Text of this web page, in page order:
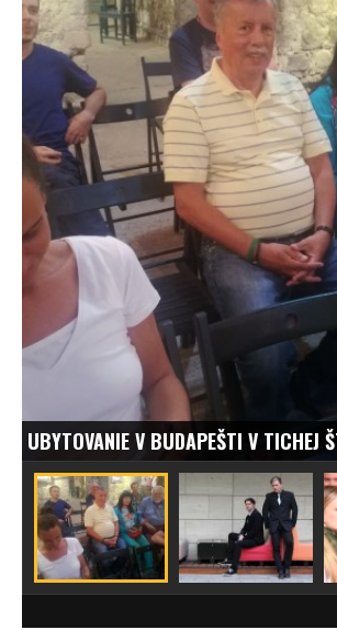
ELEKTRONICKÝ SEN: TO